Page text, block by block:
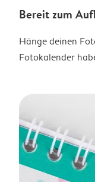
Bereit zum
Hänge deinen
Fotokalender